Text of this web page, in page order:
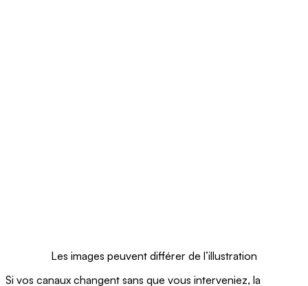
Les images peuvent différer de l’illustration
Si vos canaux changent sans que vous interveniez, la